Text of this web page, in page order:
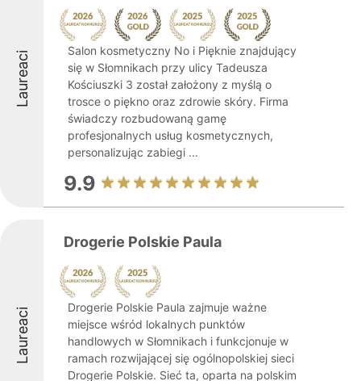
Laureaci
Salon kosmetyczny No i Pięknie znajdujący
się w Słomnikach przy ulicy Tadeusza
Kościuszki 3 został założony z myślą o
trosce o piękno oraz zdrowie skóry. Firma
świadczy rozbudowaną gamę
profesjonalnych usług kosmetycznych,
personalizując zabiegi ...
9.9
Laureaci
Drogerie Polskie Paula
Drogerie Polskie Paula zajmuje ważne
miejsce wśród lokalnych punktów
handlowych w Słomnikach i funkcjonuje w
ramach rozwijającej się ogólnopolskiej sieci
Drogerie Polskie. Sieć ta, oparta na polskim